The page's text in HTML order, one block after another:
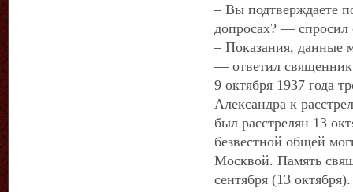
– Вы подтверждаете
допросах? —
– Показания, данные
— ответил
9 октября 1937 года
Александра к
был расстрелян 13
безвестной общей
Москвой. Память
сентября (13 октября).